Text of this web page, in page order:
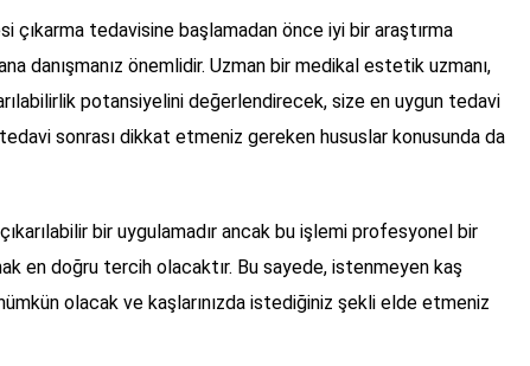
çıkarma tedavisine başlamadan önce iyi bir araştırma
danışmanız önemlidir. Uzman bir medikal estetik uzmanı,
potansiyelini değerlendirecek, size en uygun tedavi
tedavi sonrası dikkat etmeniz gereken hususlar konusunda da
bir uygulamadır ancak bu işlemi profesyonel bir
en doğru tercih olacaktır. Bu sayede, istenmeyen kaş
olacak ve kaşlarınızda istediğiniz şekli elde etmeniz